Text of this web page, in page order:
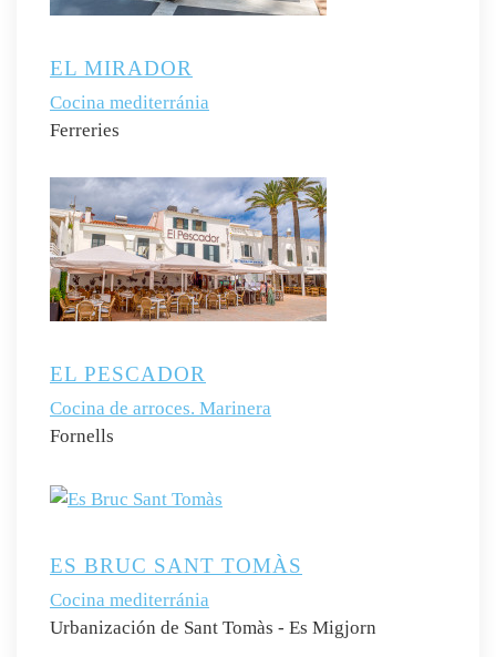
EL MIRADOR
Cocina mediterránia
Ferreries
EL PESCADOR
Cocina de arroces. Marinera
Fornells
ES BRUC SANT TOMÀS
Cocina mediterránia
Urbanización de Sant Tomàs - Es Migjorn